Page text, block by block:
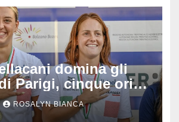
domina gli
Parigi, cinque ori in
‘Nel sincro siamo
olimpica’
ROSALYN BIANCA